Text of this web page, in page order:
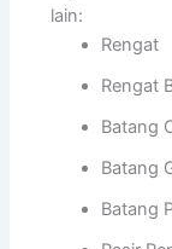
lain:
Rengat
Rengat
Batang
Batang
Batang